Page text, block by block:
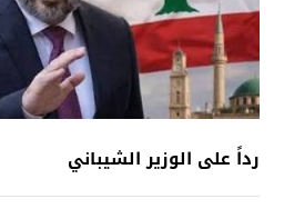
رداً على الوزير الشيباني